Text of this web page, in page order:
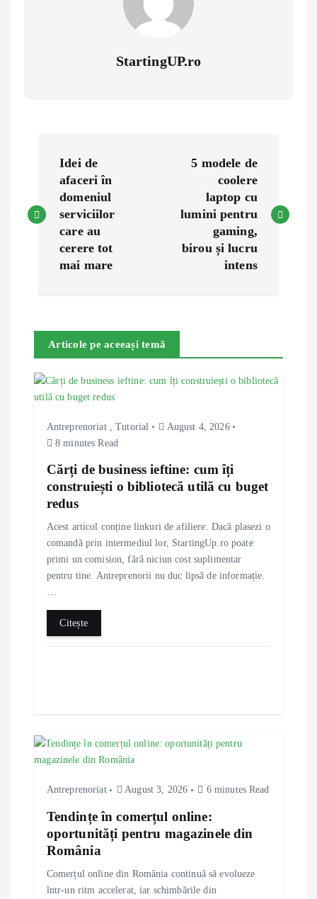
StartingUP.ro
s
a
v
Idei de
afaceri în
domeniul
serviciilor
care au
cerere tot
mai mare
5 modele de
coolere
laptop cu
lumini pentru
gaming,
birou și lucru
intens
Articole pe aceeași temă
Antreprenoriat,Tutorial
August 4, 2026
8 minutes Read
Cărți de business ieftine: cum îți
construiești o bibliotecă utilă cu buget
redus
Acest articol conține linkuri de afiliere. Dacă plasezi o
comandă prin intermediul lor, StartingUp.ro poate
primi un comision, fără niciun cost suplimentar
pentru tine. Antreprenorii nu duc lipsă de informație.
…
Citește
Antreprenoriat August 3, 2026 6 minutes Read
Tendințe în comerțul online:
oportunități pentru magazinele din
România
Comerțul online din România continuă să evolueze
într-un ritm accelerat, iar schimbările din